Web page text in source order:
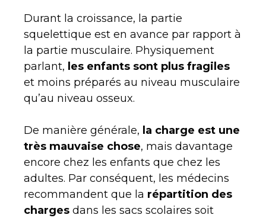
Durant la croissance, la partie
squelettique est en avance par rapport à
la partie musculaire. Physiquement
parlant, les enfants sont plus fragiles
et moins préparés au niveau musculaire
qu’au niveau osseux.
De manière générale, la charge est une
très mauvaise chose, mais davantage
encore chez les enfants que chez les
adultes. Par conséquent, les médecins
recommandent que la répartition des
charges dans les sacs scolaires soit